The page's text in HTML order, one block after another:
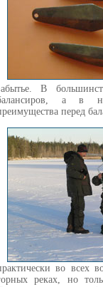
В
а в
перед
во всех
реках, но